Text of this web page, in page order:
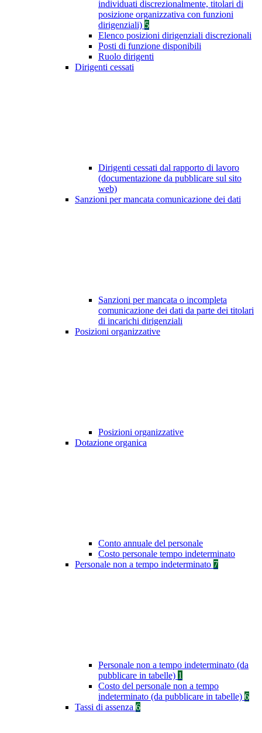
individuati discrezionalmente, titolari di
posizione organizzativa con funzioni
dirigenziali) 5
Elenco posizioni dirigenziali discrezionali
Posti di funzione disponibili
Ruolo dirigenti
Dirigenti cessati
Dirigenti cessati dal rapporto di lavoro
(documentazione da pubblicare sul sito
web)
Sanzioni per mancata comunicazione dei dati
Sanzioni per mancata o incompleta
comunicazione dei dati da parte dei titolari
di incarichi dirigenziali
Posizioni organizzative
Posizioni organizzative
Dotazione organica
Conto annuale del personale
Costo personale tempo indeterminato
Personale non a tempo indeterminato 7
Personale non a tempo indeterminato (da
pubblicare in tabelle) 1
Costo del personale non a tempo
indeterminato (da pubblicare in tabelle) 6
Tassi di assenza 6